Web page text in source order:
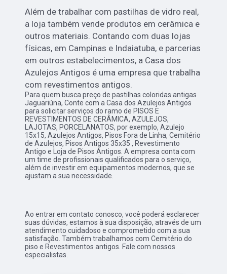
Além de trabalhar com pastilhas de vidro real,
a loja também vende produtos em cerâmica e
outros materiais. Contando com duas lojas
físicas, em Campinas e Indaiatuba, e parcerias
em outros estabelecimentos, a Casa dos
Azulejos Antigos é uma empresa que trabalha
com revestimentos antigos.
Para quem busca preço de pastilhas coloridas antigas
Jaguariúna, Conte com a Casa dos Azulejos Antigos
para solicitar serviços do ramo de PISOS E
REVESTIMENTOS DE CERÂMICA, AZULEJOS,
LAJOTAS, PORCELANATOS, por exemplo, Azulejo
15x15, Azulejos Antigos, Pisos Fora de Linha, Cemitério
de Azulejos, Pisos Antigos 35x35 , Revestimento
Antigo e Loja de Pisos Antigos. A empresa conta com
um time de profissionais qualificados para o serviço,
além de investir em equipamentos modernos, que se
ajustam a sua necessidade.
Ao entrar em contato conosco, você poderá esclarecer
suas dúvidas, estamos à sua disposição, através de um
atendimento cuidadoso e comprometido com a sua
satisfação. Também trabalhamos com Cemitério do
piso e Revestimentos antigos. Fale com nossos
especialistas.